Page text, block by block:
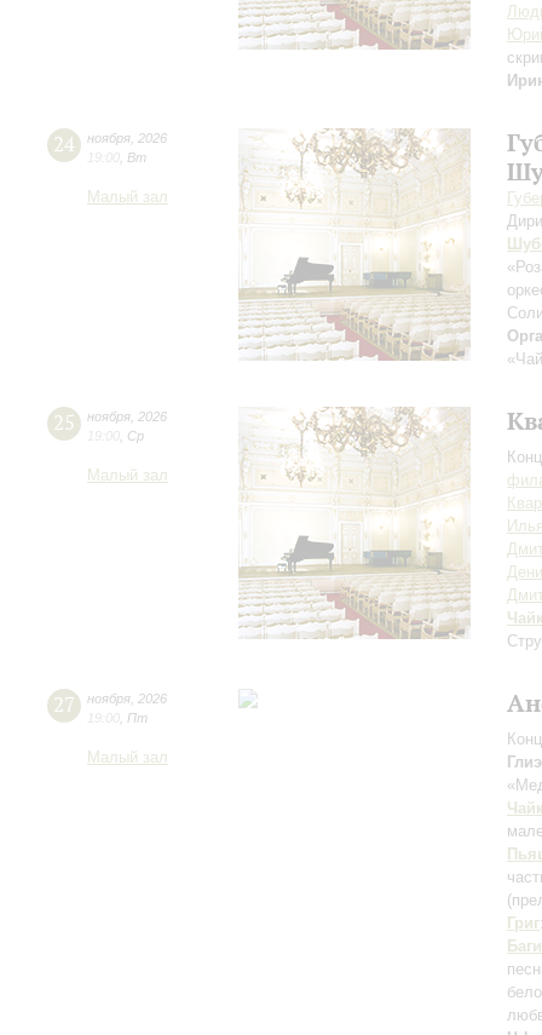
24 ноября 2026
19:00 Вт
Малый зал
25 ноября 2026
19:00 Ср
Малый зал
27 ноября 2026
19:00 Пт
Малый зал
Григ